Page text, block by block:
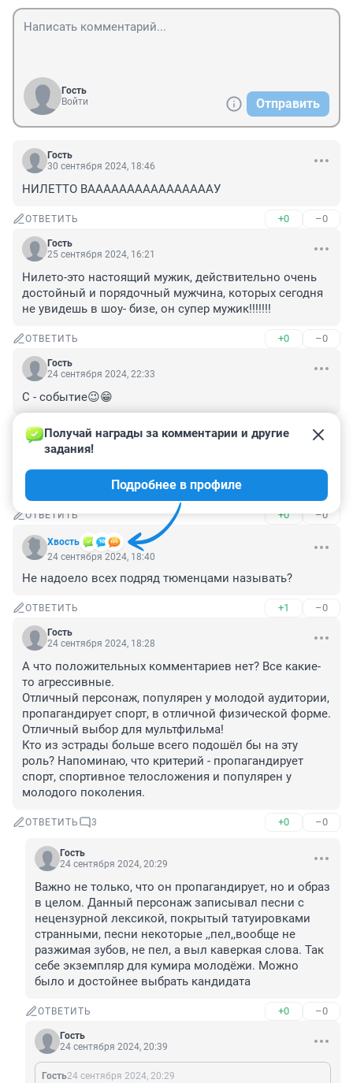
Гость
Войти
Отправить
Гость
30 сентября 2024, 18:46
НИЛЕТТО ВААААААААААААААААУ
ОТВЕТИТЬ +0 –0
Гость
25 сентября 2024, 16:21
Нилето-это настоящий мужик, действительно очень
достойный и порядочный мужчина, которых сегодня
не увидешь в шоу- бизе, он супер мужик!!!!!!!
ОТВЕТИТЬ +0 –0
Гость
24 сентября 2024, 22:33
С - событие😉😁
ОТВЕТИТЬ –0
Гость
Мой любимый друг Даня молодец так держать
ОТВЕТИТЬ +0 –0
Хвость
Получай награды за комментарии и другие
задания!
Подробнее в профиле
24 сентября 2024, 18:40
Не надоело всех подряд тюменцами называть?
ОТВЕТИТЬ +1 –0
Гость
24 сентября 2024, 18:28
А что положительных комментариев нет? Все какие-
то агрессивные.
Отличный персонаж, популярен у молодой аудитории,
пропагандирует спорт, в отличной физической форме.
Отличный выбор для мультфильма!
Кто из эстрады больше всего подошёл бы на эту
роль? Напоминаю, что критерий - пропагандирует
спорт, спортивное телосложения и популярен у
молодого поколения.
ОТВЕТИТЬ 3 +0 –0
Гость
24 сентября 2024, 20:29
Важно не только, что он пропагандирует, но и образ
в целом. Данный персонаж записывал песни с
нецензурной лексикой, покрытый татуировками
странными, песни некоторые ,,пел,,вообще не
разжимая зубов, не пел, а выл каверкая слова. Так
себе экземпляр для кумира молодёжи. Можно
было и достойнее выбрать кандидата
ОТВЕТИТЬ +0 –0
Гость
24 сентября 2024, 20:39
Гость24 сентября 2024, 20:29